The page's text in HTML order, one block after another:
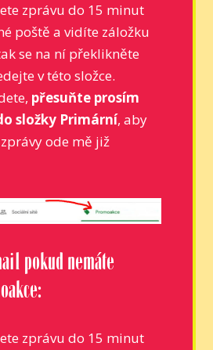
zprávu do 15 minut
poště a vidíte záložku
se na ní překlikněte
v této složce.
přesuňte prosím
složky Primární, aby
ode mě již
pokud nemáte
zprávu do 15 minut